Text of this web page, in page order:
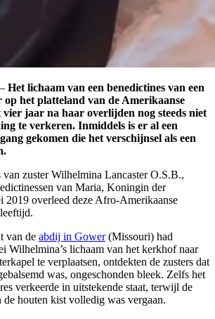
– Het lichaam van een benedictines van een
op het platteland van de Amerikaanse
jaar na haar overlijden nog steeds niet
te verkeren. Inmiddels is er al een
gekomen die het verschijnsel als een
zuster Wilhelmina Lancaster O.S.B.,
van Maria, Koningin der
2019 overleed deze Afro-Amerikaanse
van de abdij in Gower(Missouri) had
Wilhelmina’s lichaam van het kerkhof naar
te verplaatsen, ontdekten de zusters dat
was, ongeschonden bleek. Zelfs het
verkeerde in uitstekende staat, terwijl de
houten kist volledig was vergaan.